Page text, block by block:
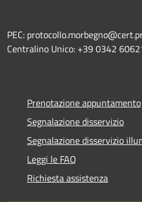
PEC:
Centralino Unico: +39 0342
Prenotazione appuntamento
Segnalazione disservizio
Segnalazione disservizio
Leggi le FAQ
Richiesta assistenza